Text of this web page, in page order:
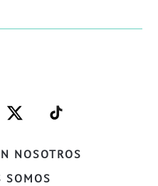
NOSOTROS
SOMOS
–
TWITTER–
–
WELIFE–